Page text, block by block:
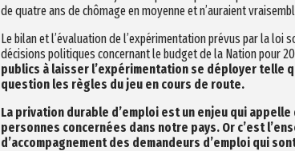
de quatre ans de chômage en moyenne et n’auraient
Le bilan et l’évaluation de l’expérimentation prévus par la loi
décisions politiques concernant le budget de la Nation pour
publics à laisser l’expérimentation se déployer telle
question les règles du jeu en cours de route.
La privation durable d’emploi est un enjeu qui
personnes concernées dans notre pays. Or c’est
d’accompagnement des demandeurs d’emploi qui